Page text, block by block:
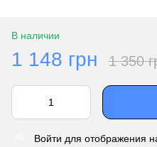
В наличии
1 148 грн 1 350
Войти для отображения